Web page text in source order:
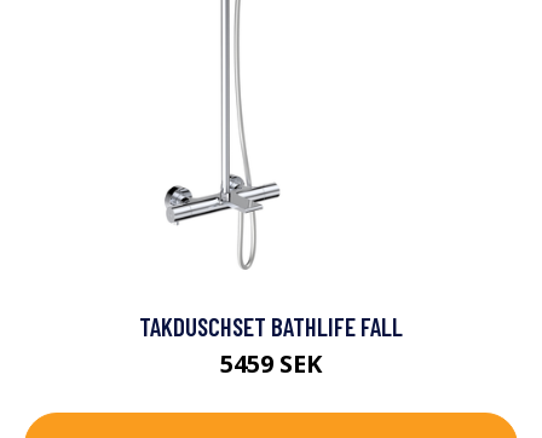
TAKDUSCHSET BATHLIFE FALL
5459 SEK